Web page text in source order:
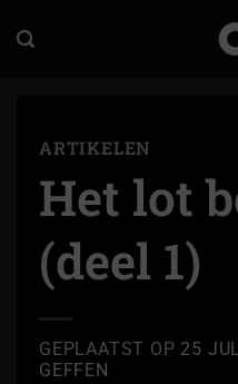
naar
ARTIKELEN
Het lot
(deel 1)
GEPLAATST OP 25
GEFFEN